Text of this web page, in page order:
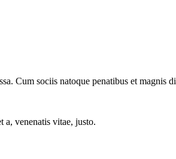
Cum sociis natoque penatibus et magnis
a, venenatis vitae, justo.